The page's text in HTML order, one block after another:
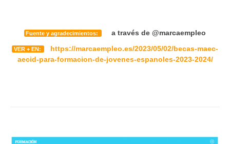
Fuente y agradecimientos: a través de @marcaempleo
VER + EN:
https://marcaempleo.es/2023/05/02/becas-maec-
aecid-para-formacion-de-jovenes-espanoles-2023-2024/